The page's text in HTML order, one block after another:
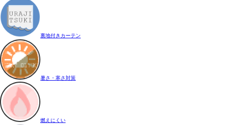
裏地付きカーテン
暑さ・寒さ対策
燃えにくい